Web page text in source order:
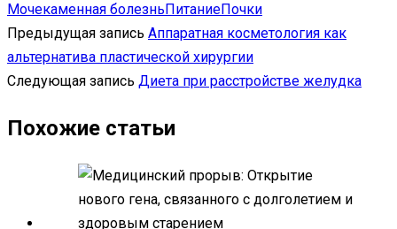
Мочекаменная болезньПитаниеПочки
Предыдущая запись Аппаратная косметология как
альтернатива пластической хирургии
Следующая запись Диета при расстройстве желудка
Похожие статьи